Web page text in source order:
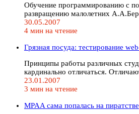
Обучение программированию с
развращению малолетних
30.05.2007
4 мин на чтение
Грязная посуда: тестирование
Принципы работы различных
кардинально отличаться.
23.01.2007
3 мин на чтение
MPAA сама попалась на пиратстве